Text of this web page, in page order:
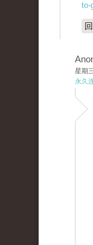
to-
星期
永久